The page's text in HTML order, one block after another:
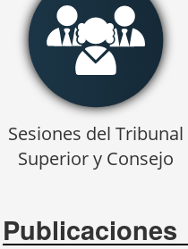
Sesiones del Tribunal
Superior y Consejo
Publicaciones